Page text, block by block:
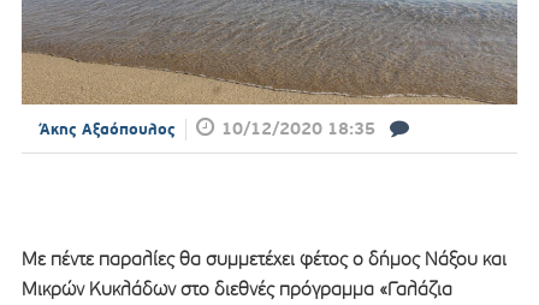
Άκης Αξαόπουλος 10/12/2020 18:35
Με πέντε παραλίες θα συμμετέχει φέτος ο δήμος Νάξου και
Μικρών Κυκλάδων στο διεθνές πρόγραμμα «Γαλάζια